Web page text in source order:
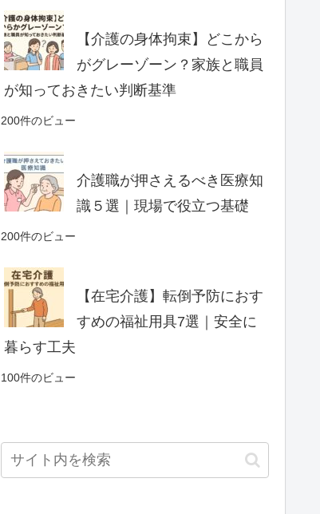
【介護の身体拘束】どこから
がグレーゾーン？家族と職員
が知っておきたい判断基準
200件のビュー
介護職が押さえるべき医療知
識５選｜現場で役立つ基礎
200件のビュー
【在宅介護】転倒予防におす
すめの福祉用具7選｜安全に
暮らす工夫
100件のビュー